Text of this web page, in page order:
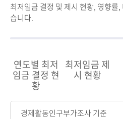
최저임금 결정 및 제시 현황, 영향률
습니다.
연도별 최저
임금 결정 현
황
최저임금 제
시 현황
경제활동인구부가조사 기준